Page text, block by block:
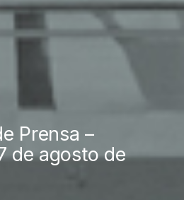
Prensa –
de agosto de